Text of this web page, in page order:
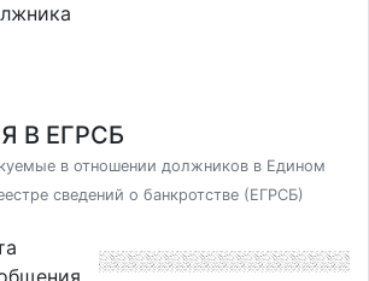
В ЕГРСБ
в отношении должников в Едином
сведений о банкротстве (ЕГРСБ)